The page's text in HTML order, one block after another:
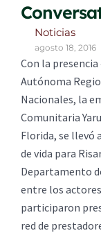
Noticias
agosto 18, 2016
Con la
Autónoma
Nacionales, la
Comunitaria
Florida, se llevó
de vida para
Departamento
entre los
participaron
red de